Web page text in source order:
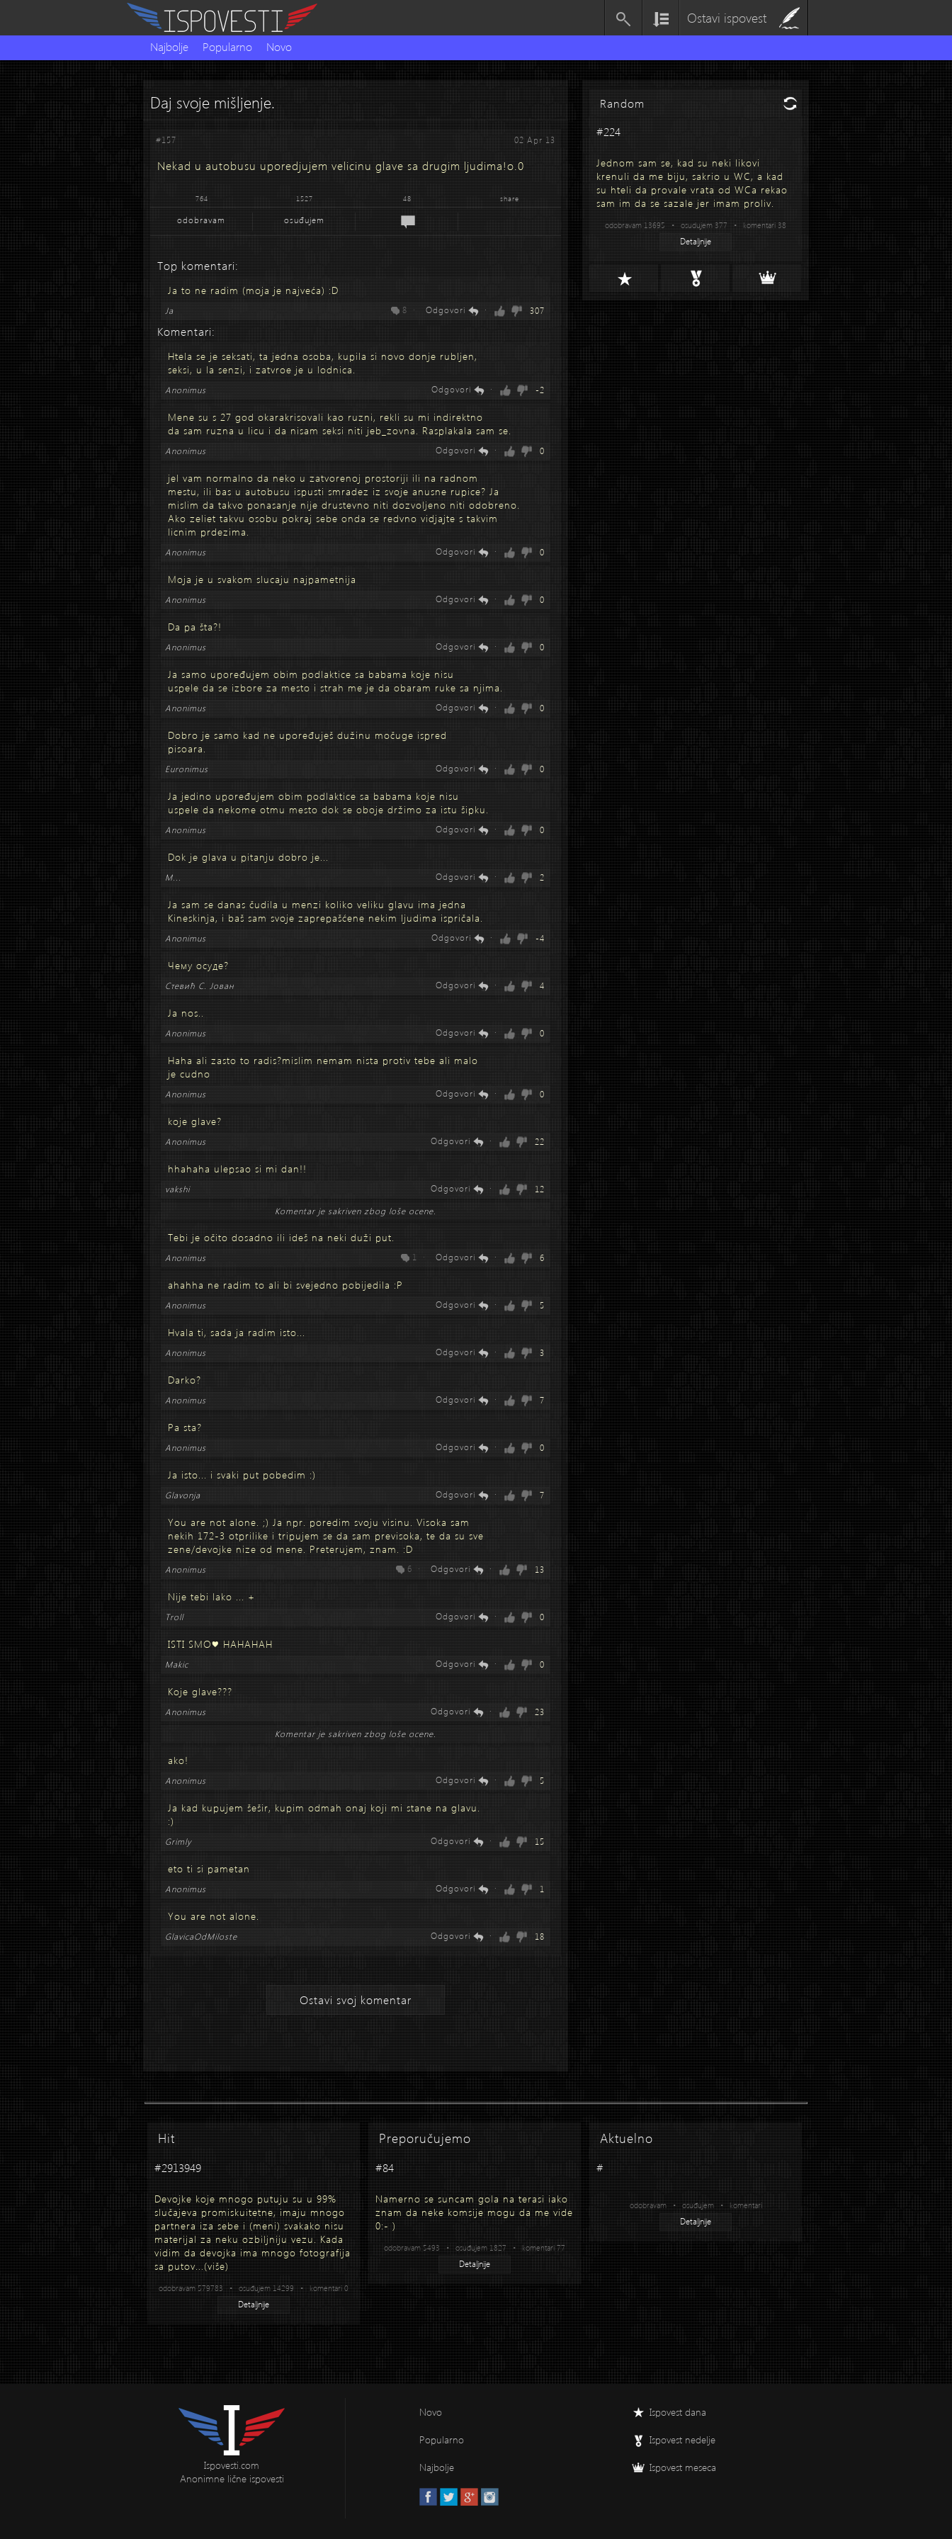
Ostavi ispovest
Najbolje Popularno Novo
Daj svoje mišljenje.
#157 02 Apr 13
Nekad u autobusu uporedjujem velicinu glave sa drugim ljudima!o.0
764 1527 48 share
odobravam osuđujem
Top komentari:
Ja to ne radim (moja je najveća) :D
Ja 307
Odgovori ·
8 ·
Komentari:
Htela se je seksati, ta jedna osoba, kupila si novo donje rubljen,
seksi, u la senzi, i zatvroe je u lodnica.
Anonimus -2
Odgovori ·
Mene su s 27 god okarakrisovali kao ruzni, rekli su mi indirektno
da sam ruzna u licu i da nisam seksi niti jeb_zovna. Rasplakala sam se.
Anonimus 0
Odgovori ·
jel vam normalno da neko u zatvorenoj prostoriji ili na radnom
mestu, ili bas u autobusu ispusti smradez iz svoje anusne rupice? Ja
mislim da takvo ponasanje nije drustevno niti dozvoljeno niti odobreno.
Ako zeliet takvu osobu pokraj sebe onda se redvno vidjajte s takvim
licnim prdezima.
Anonimus 0
Odgovori ·
Moja je u svakom slucaju najpametnija
Anonimus 0
Odgovori ·
Da pa šta?!
Anonimus 0
Odgovori ·
Ja samo upoređujem obim podlaktice sa babama koje nisu
uspele da se izbore za mesto i strah me je da obaram ruke sa njima.
Anonimus 0
Odgovori ·
Dobro je samo kad ne upoređuješ dužinu močuge ispred
pisoara.
Euronimus 0
Odgovori ·
Ja jedino upoređujem obim podlaktice sa babama koje nisu
uspele da nekome otmu mesto dok se oboje držimo za istu šipku.
Anonimus 0
Odgovori ·
Dok je glava u pitanju dobro je...
M... 2
Odgovori ·
Ja sam se danas čudila u menzi koliko veliku glavu ima jedna
Kineskinja, i baš sam svoje zaprepašćene nekim ljudima ispričala.
Anonimus -4
Odgovori ·
Чему осуде?
Стевић С. Јован 4
Odgovori ·
Ja nos..
Anonimus 0
Odgovori ·
Haha ali zasto to radis?mislim nemam nista protiv tebe ali malo
je cudno
Anonimus 0
Odgovori ·
koje glave?
Anonimus 22
Odgovori ·
hhahaha ulepsao si mi dan!!
vakshi 12
Odgovori ·
Komentar je sakriven zbog loše ocene.
Tebi je očito dosadno ili ideš na neki duži put.
Anonimus 6
Odgovori ·
1 ·
ahahha ne radim to ali bi svejedno pobijedila :P
Anonimus 5
Odgovori ·
Hvala ti, sada ja radim isto...
Anonimus 3
Odgovori ·
Darko?
Anonimus 7
Odgovori ·
Pa sta?
Anonimus 0
Odgovori ·
Ja isto... i svaki put pobedim :)
Glavonja 7
Odgovori ·
You are not alone. ;) Ja npr. poredim svoju visinu. Visoka sam
nekih 172-3 otprilike i tripujem se da sam previsoka, te da su sve
zene/devojke nize od mene. Preterujem, znam. :D
Anonimus 13
Odgovori ·
6 ·
Nije tebi lako ... +
Troll 0
Odgovori ·
ISTI SMO♥ HAHAHAH
Makic 0
Odgovori ·
Koje glave???
Anonimus 23
Odgovori ·
Komentar je sakriven zbog loše ocene.
ako!
Anonimus 5
Odgovori ·
Ja kad kupujem šešir, kupim odmah onaj koji mi stane na glavu.
:)
Grimly 15
Odgovori ·
eto ti si pametan
Anonimus 1
Odgovori ·
You are not alone.
GlavicaOdMiloste 18
Odgovori ·
Ostavi svoj komentar
Random
#224
Jednom sam se, kad su neki likovi
krenuli da me biju, sakrio u WC, a kad
su hteli da provale vrata od WCa rekao
sam im da se sazale jer imam proliv.
odobravam 13695 • osudujem 377 • komentari 38
Detaljnije
Hit
#2913949
Devojke koje mnogo putuju su u 99%
slučajeva promiskuitetne, imaju mnogo
partnera iza sebe i (meni) svakako nisu
materijal za neku ozbiljniju vezu. Kada
vidim da devojka ima mnogo fotografija
sa putov...(više)
odobravam 579783 • osuđujem 14299 • komentari 0
Detaljnije
Preporučujemo
#84
Namerno se suncam gola na terasi iako
znam da neke komsije mogu da me vide
0:- )
odobravam 5493 • osuđujem 1827 • komentari 77
Detaljnije
Aktuelno
#
odobravam • osuđujem • komentari
Detaljnije
Ispovest dana
Ispovest nedelje
Ispovest meseca
Novo
Popularno
Najbolje
Ispovesti.com
Anonimne lične ispovesti